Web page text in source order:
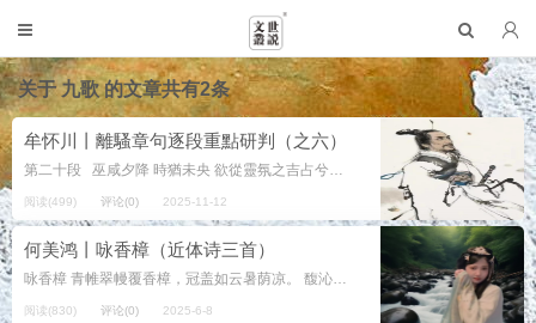
关于九歌的文章共有2条
牟怀川丨離騷章句逐段重點研判（之六）
第二十段 巫咸夕降 時猶未央 欲從靈氛之吉占兮，心猶豫而狐疑（言己欲從靈氛勸去之占，則心狐疑。念楚國也）。巫咸將夕降兮（巫咸，古神巫也，當殷中宗之世降下也），懷椒糈而要之（椒，香物，所以降神...
阅读(499) 评论(0) 2025-11-12
何美鸿丨咏香樟（近体诗三首）
咏香樟 青帷翠幔覆香樟，冠盖如云暑荫凉。 馥沁芳枝盈里巷，四时蓊郁迓流光。 2025.6.6 00:02 江西 端午祭屈子 汨罗江畔鼓声稠，竞渡龙舟祭楚囚...
阅读(830) 评论(0) 2025-6-8